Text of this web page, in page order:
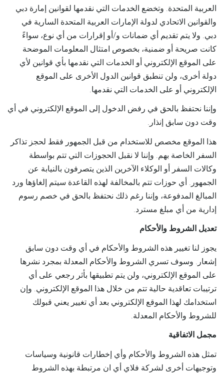
العربية المتحدة. وتخضع الخدمات التي نقدمها لقوانين إمارة دبي
والقوانين الاتحادي لدولة الإمارات العربية المتحدة السارية في
دبي. ولا يتم تقديم أي ضمانات و/أو إقرارات من أي نوع، سواءً
كانت صريحة أو ضمنية، بخصوص امتثال المعلومات الموضحة
على الموقع الإلكتروني أو الخدمات التي نقدمها بأي قوانين لأي
دولة أخرى، ولن تنطبق قوانين الدول الأخرى على الموقع
الإلكتروني أو على الخدمات التي نقدمها.
وإننا نحتفظ بالحق في رفض الدخول إلى الموقع الإلكتروني في أي
وقت دون سابق إنذار.
هذا الموقع مخصص للاستخدام من قبل الجمهور فقط لحجز تذاكر
السفر الخاصة بهم. وإننا لا نقبل الحجوزات التي تتم بواسطة
وكالات السفر أو الوكلاء الآخرين الذين يتصرفون بالنيابة عن
الجمهور. أي حوزات تتم بالمخالفة لهذه القاعدة سيتم إلغاؤها ورد
المبالغ المدفوعة، وإننا رغم ذلك نحتفظ بالحق في خصم رسوم
إدارية من أي مبلغ مسترد.
تعديل الشروط والأحكام
يجوز لنا تغيير هذه الشروط والأحكام في أي وقت دون سابق
إشعار. وسوف تسري الشروط والأحكام المعدلة بمجرد نشرها
على الموقع الإلكتروني، ولن يتم تطبيقها بأثر رجعي على أي
ترتيبات تعاقدية حالية تتم من خلال هذا الموقع الإلكتروني. وإن
استخدامك لهذا الموقع الإلكتروني بعد أي تغيير يعني قبولك
للشروط والأحكام المعدلة.
مجمل الاتفاقية
تمثل هذه الشروط والأحكام وأي إخطارات قانونية وسياسات
وتوجيهات أخرى لشركة فلاي أي ان مرتبطة بهذه الشروط